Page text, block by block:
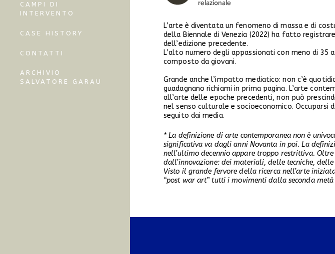
CAMPI DI
INTERVENTO
CASE HISTORY
CONTATTI
ARCHIVIO
SALVATORE GARAU
L’arte è diventata un fenomeno di massa e di
della Biennale di Venezia (2022) ha fatto
dell’edizione precedente.
L’alto numero degli appassionati con meno di
composto da giovani.
Grande anche l’impatto mediatico: non c’è
guadagnano richiami in prima pagina. L’arte
all’arte delle epoche precedenti, non può
nel senso culturale e socioeconomico.
seguito dai media.
* La definizione di arte contemporanea non è
significativa va dagli anni Novanta in poi. La
nell’ultimo decennio appare troppo restrittiva.
dall’innovazione: dei materiali, delle tecniche, delle
Visto il grande fervore della ricerca nell’arte
“post war art” tutti i movimenti dalla seconda